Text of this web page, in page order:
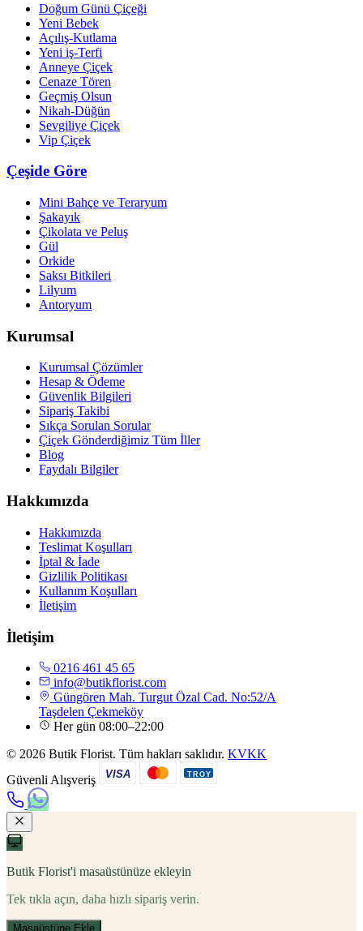
Doğum Günü Çiçeği
Yeni Bebek
Açılış-Kutlama
Yeni iş-Terfi
Anneye Çiçek
Cenaze Tören
Geçmiş Olsun
Nikah-Düğün
Sevgiliye Çiçek
Vip Çiçek
Çeşide Göre
Mini Bahçe ve Teraryum
Şakayık
Çikolata ve Peluş
Gül
Orkide
Saksı Bitkileri
Lilyum
Antoryum
Kurumsal
Kurumsal Çözümler
Hesap & Ödeme
Güvenlik Bilgileri
Sipariş Takibi
Sıkça Sorulan Sorular
Çiçek Gönderdiğimiz Tüm İller
Blog
Faydalı Bilgiler
Hakkımızda
Hakkımızda
Teslimat Koşulları
İptal & İade
Gizlilik Politikası
Kullanım Koşulları
İletişim
İletişim
0216 461 45 65
info@butikflorist.com
Güngören Mah. Turgut Özal Cad. No:52/A
Taşdelen Çekmeköy
Her gün 08:00–22:00
© 2026 Butik Florist. Tüm hakları saklıdır. KVKK
Güvenli Alışveriş
VISA TROY
Butik Florist'i masaüstünüze ekleyin
Tek tıkla açın, daha hızlı sipariş verin.
Masaüstüne Ekle